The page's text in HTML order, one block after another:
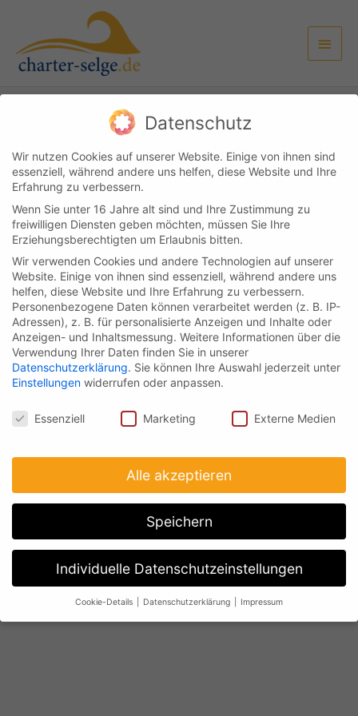
springen
Kundenlogin Kontakt Impressum & Datenschutz AGB
Copyright © 2026
Cookie-Einstellungen
Datenschutz
Wir nutzen Cookies auf unserer Website. Einige von ihnen sind
essenziell, während andere uns helfen, diese Website und Ihre
Erfahrung zu verbessern.
Wenn Sie unter 16 Jahre alt sind und Ihre Zustimmung zu
freiwilligen Diensten geben möchten, müssen Sie Ihre
Erziehungsberechtigten um Erlaubnis bitten.
Wir verwenden Cookies und andere Technologien auf unserer
Website. Einige von ihnen sind essenziell, während andere uns
helfen, diese Website und Ihre Erfahrung zu verbessern.
Personenbezogene Daten können verarbeitet werden (z. B. IP-
Adressen), z. B. für personalisierte Anzeigen und Inhalte oder
Anzeigen- und Inhaltsmessung. Weitere Informationen über die
Verwendung Ihrer Daten finden Sie in unserer
Datenschutzerklärung. Sie können Ihre Auswahl jederzeit unter
Einstellungen widerrufen oder anpassen.
Datenschutz
Essenziell Marketing Externe Medien
Alle akzeptieren
Speichern
Individuelle Datenschutzeinstellungen
Cookie-Details Datenschutzerklärung Impressum
Datenschutzeinstellungen